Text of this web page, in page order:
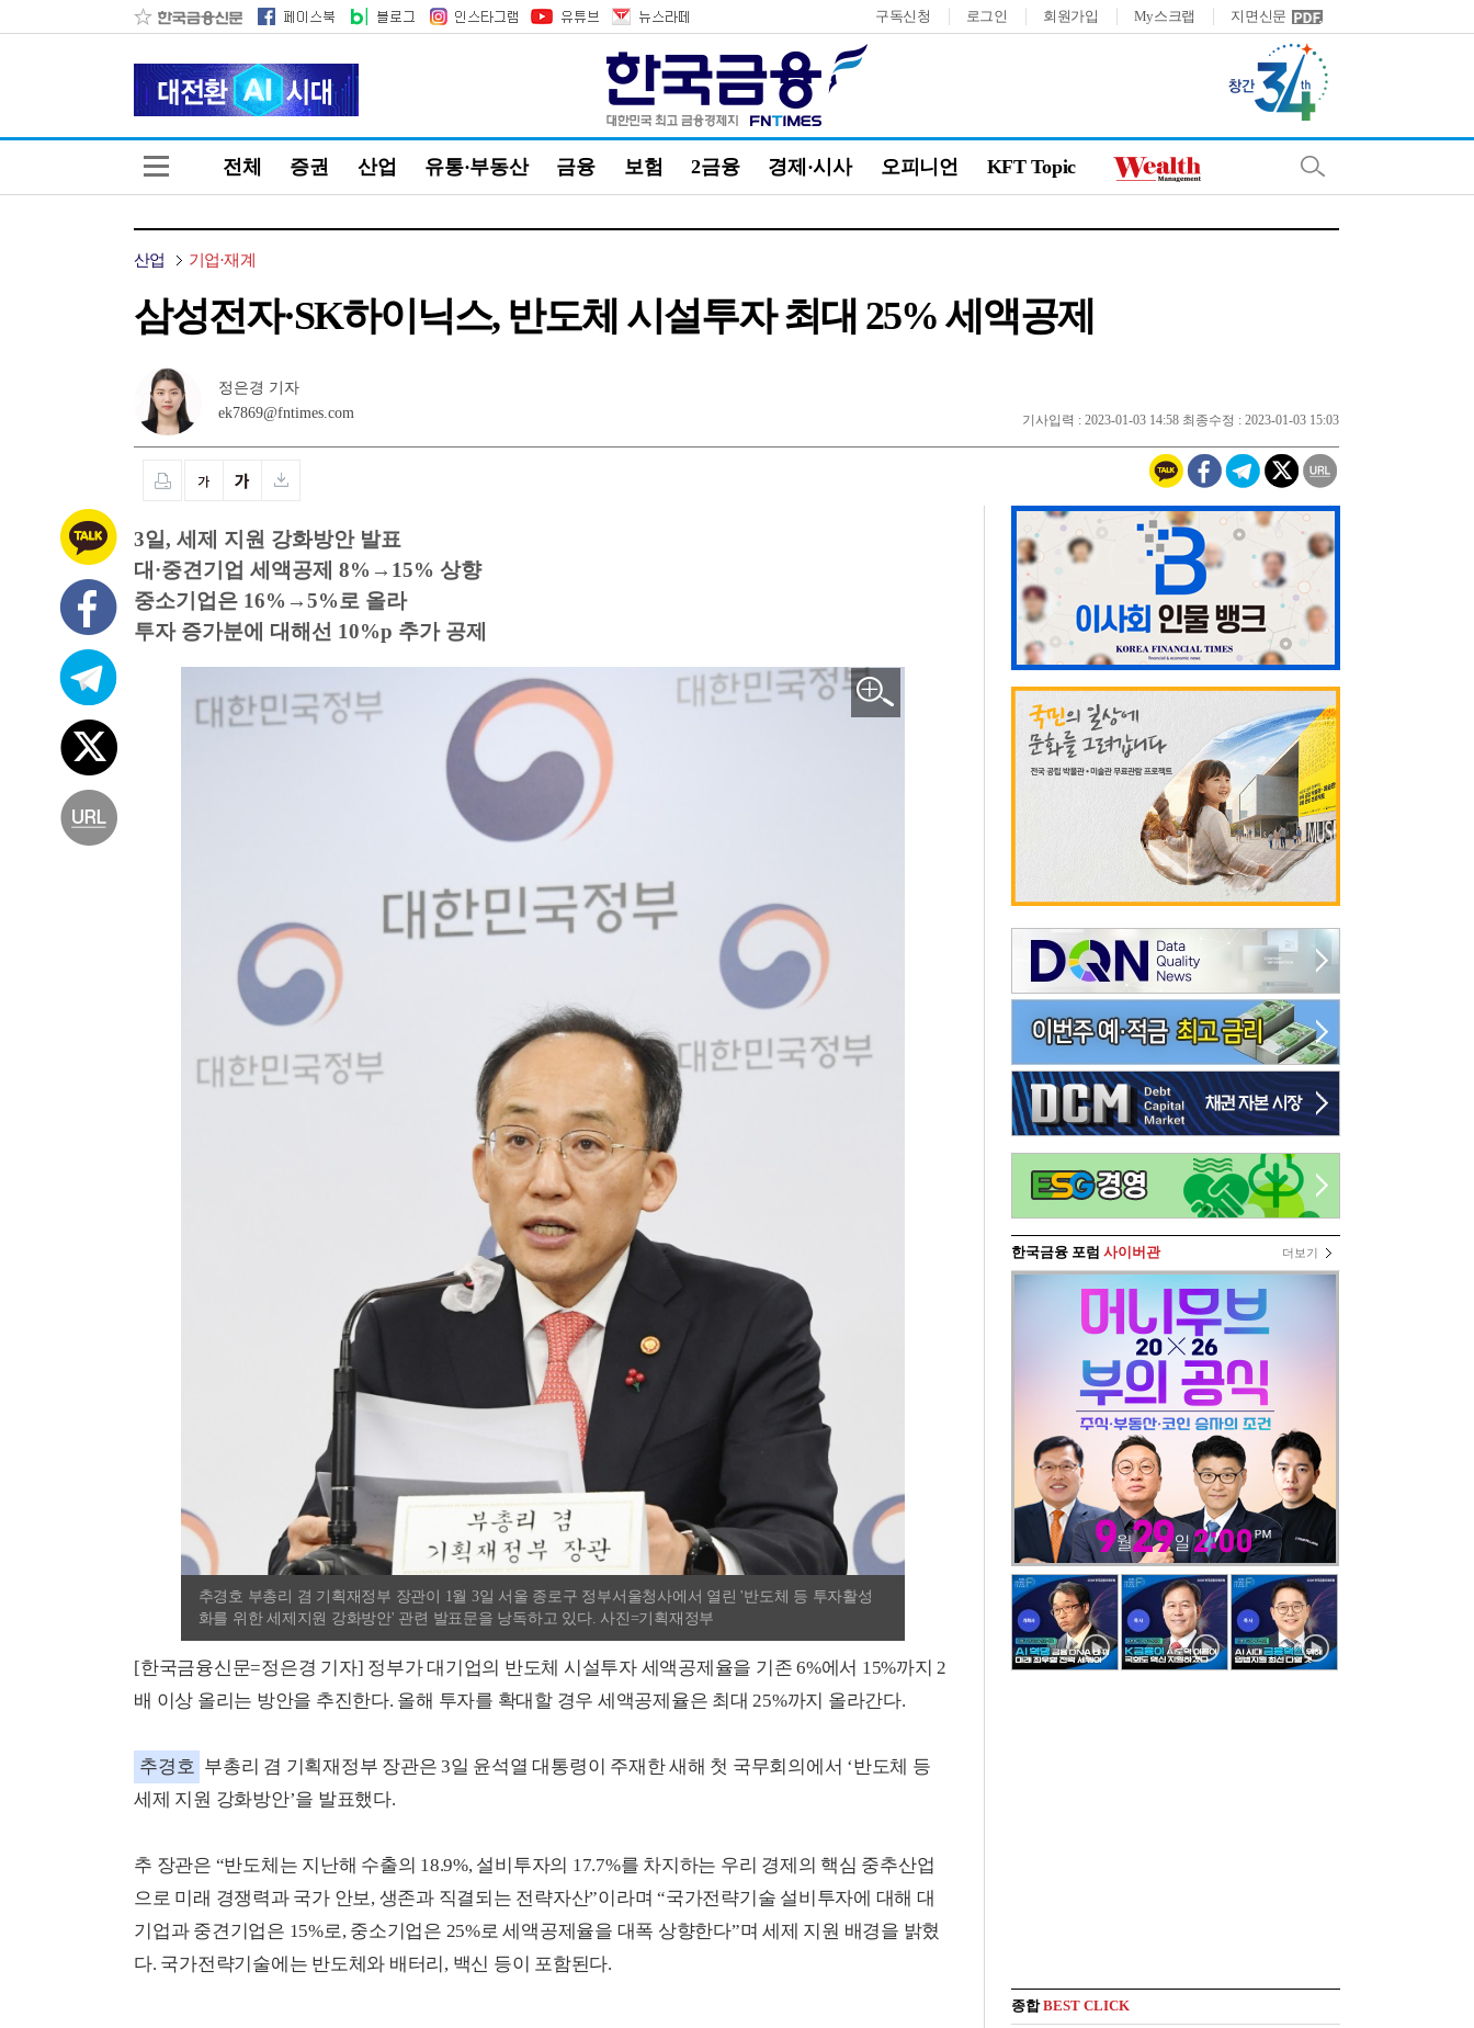
구독신청 로그인 회원가입 My스크랩 지면신문
전체 증권 산업 유통·부동산 금융 보험 2금융 경제·시사 오피니언 KFT Topic
산업 기업·재계
삼성전자·SK하이닉스, 반도체 시설투자 최대 25% 세액공제
정은경 기자
ek7869@fntimes.com
기사입력 : 2023-01-03 14:58 최종수정 : 2023-01-03 15:03
3일, 세제 지원 강화방안 발표
대·중견기업 세액공제 8%→15% 상향
중소기업은 16%→5%로 올라
투자 증가분에 대해선 10%p 추가 공제
추경호 부총리 겸 기획재정부 장관이 1월 3일 서울 종로구 정부서울청사에서 열린 '반도체 등 투자활성
화를 위한 세제지원 강화방안' 관련 발표문을 낭독하고 있다. 사진=기획재정부
[한국금융신문=정은경 기자] 정부가 대기업의 반도체 시설투자 세액공제율을 기존 6%에서 15%까지 2
배 이상 올리는 방안을 추진한다. 올해 투자를 확대할 경우 세액공제율은 최대 25%까지 올라간다.
추경호 부총리 겸 기획재정부 장관은 3일 윤석열 대통령이 주재한 새해 첫 국무회의에서 ‘반도체 등
세제 지원 강화방안’을 발표했다.
추 장관은 “반도체는 지난해 수출의 18.9%, 설비투자의 17.7%를 차지하는 우리 경제의 핵심 중추산업
으로 미래 경쟁력과 국가 안보, 생존과 직결되는 전략자산”이라며 “국가전략기술 설비투자에 대해 대
기업과 중견기업은 15%로, 중소기업은 25%로 세액공제율을 대폭 상향한다”며 세제 지원 배경을 밝혔
다. 국가전략기술에는 반도체와 배터리, 백신 등이 포함된다.
한국금융 포럼 사이버관 더보기
종합BEST CLICK